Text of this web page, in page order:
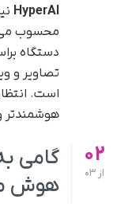
HyperAI
محسوب
دستگاه
تصاویر و
است.
هوشمندتر
02
از
گامی
هوش